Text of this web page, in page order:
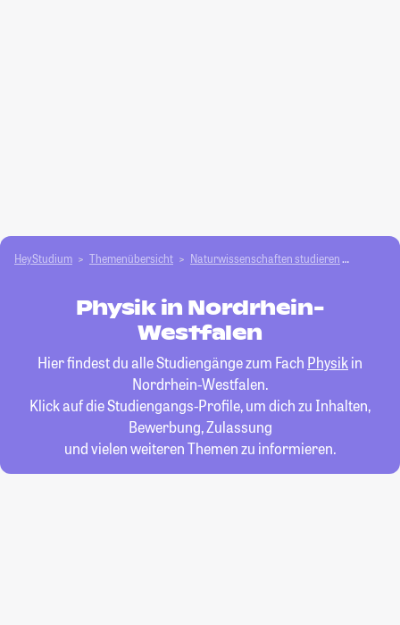
HeyStudium Themenübersicht Natur­wissenschaften studieren
Physik in Nordrhein-
Westfalen
Hier findest du alle Studiengänge zum Fach Physikin
Nordrhein-Westfalen.
Klick auf die Studiengangs-Profile, um dich zu Inhalten,
Bewerbung, Zulassung
und vielen weiteren Themen zu informieren.